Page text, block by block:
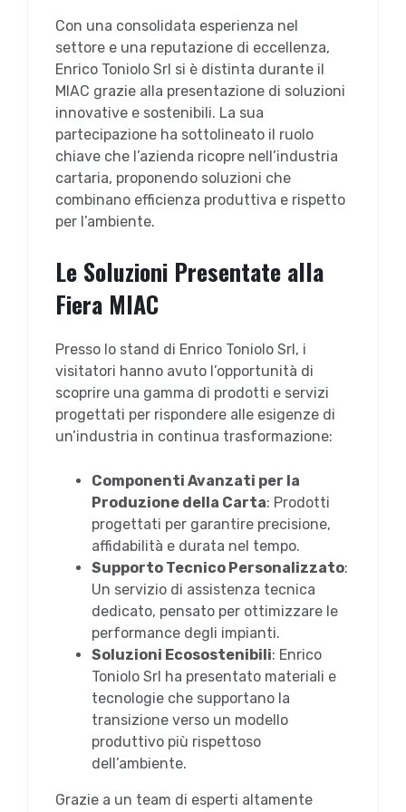
Con una consolidata esperienza nel
settore e una reputazione di eccellenza,
Enrico Toniolo Srl si è distinta durante il
MIAC grazie alla presentazione di soluzioni
innovative e sostenibili. La sua
partecipazione ha sottolineato il ruolo
chiave che l’azienda ricopre nell’industria
cartaria, proponendo soluzioni che
combinano efficienza produttiva e rispetto
per l’ambiente.
Le Soluzioni Presentate alla
Fiera MIAC
Presso lo stand di Enrico Toniolo Srl, i
visitatori hanno avuto l’opportunità di
scoprire una gamma di prodotti e servizi
progettati per rispondere alle esigenze di
un’industria in continua trasformazione:
Componenti Avanzati per la
Produzione della Carta: Prodotti
progettati per garantire precisione,
affidabilità e durata nel tempo.
Supporto Tecnico Personalizzato:
Un servizio di assistenza tecnica
dedicato, pensato per ottimizzare le
performance degli impianti.
Soluzioni Ecosostenibili: Enrico
Toniolo Srl ha presentato materiali e
tecnologie che supportano la
transizione verso un modello
produttivo più rispettoso
dell’ambiente.
Grazie a un team di esperti altamente